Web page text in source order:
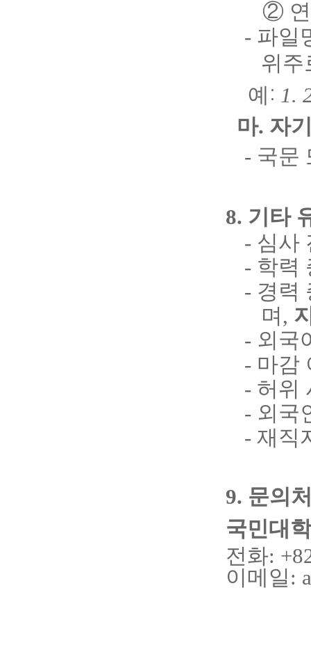
②
- 파일
위주
예 : 1.
마. 자
- 국문
8. 기타
- 심사
- 학력
- 경력
며 ,
- 외국
- 마감
- 허위
- 외국
- 재직
9. 문의
국민대
전화:
이메일: